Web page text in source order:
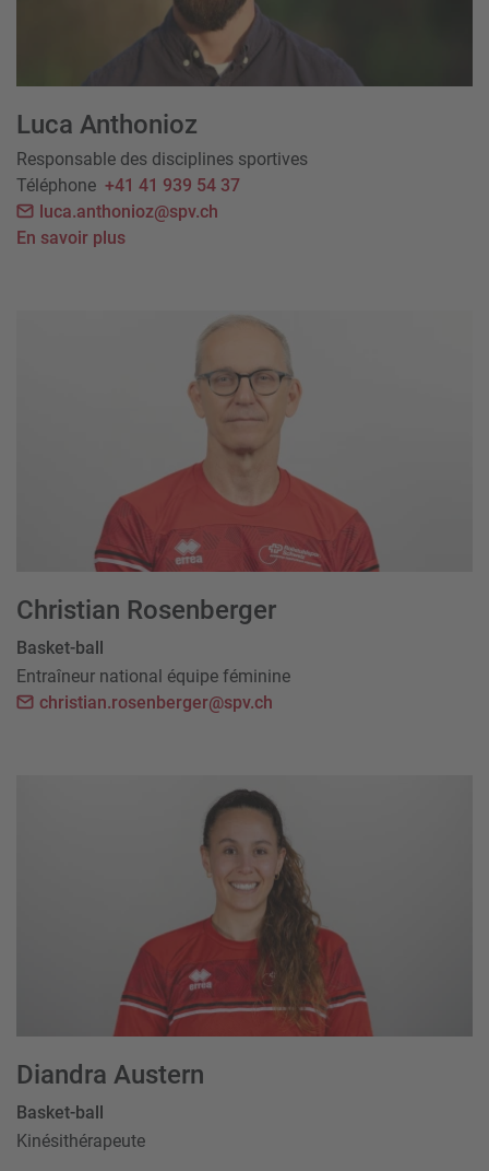
Luca Anthonioz
Responsable des disciplines sportives
Téléphone +41 41 939 54 37
luca.anthonioz@spv.ch
En savoir plus
Christian Rosenberger
Basket-ball
Entraîneur national équipe féminine
christian.rosenberger@spv.ch
Diandra Austern
Basket-ball
Kinésithérapeute